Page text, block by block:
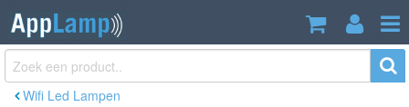
Mi-light 6W RGB & Dual White 12V
MR16 GU5.3 LED Spot
€22,95
Wifi Led Lampen